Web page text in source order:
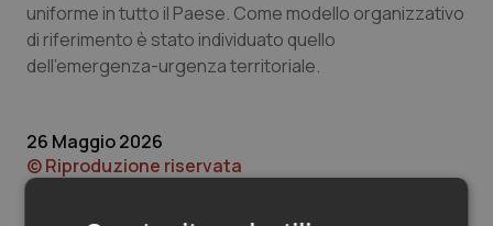
Quotidiano Chirurgia
Quotidiano Oncologia
Quotidiano Pediatria
uniforme in tutto il Paese. Come modello organizzativo
di riferimento è stato individuato quello
dell’emergenza-urgenza territoriale.
26 Maggio 2026
© Riproduzione riservata